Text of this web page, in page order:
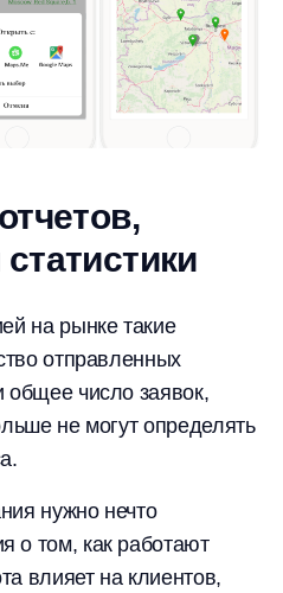
на рынке такие
отправленных
общее число заявок,
не могут определять
нужно нечто
том, как работают
влияет на клиентов,